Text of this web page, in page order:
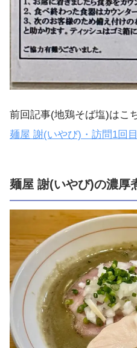
前回記事(地鶏そば塩)はこ
麺屋 謝(いやび)・訪問1回目
麺屋 謝(いやび)の濃厚